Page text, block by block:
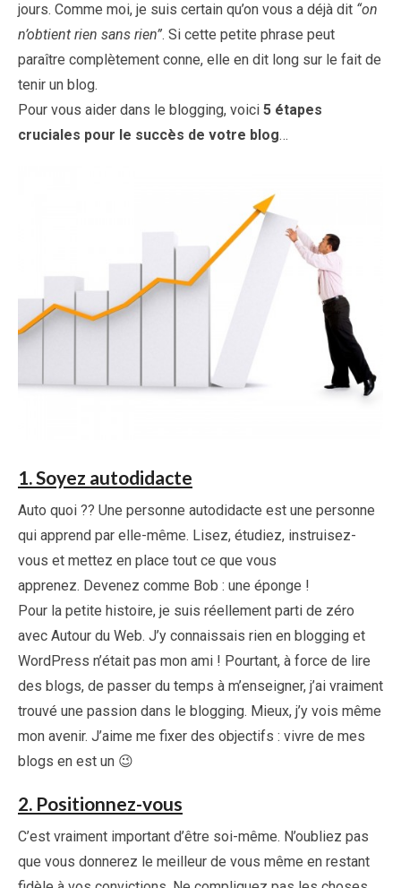
jours. Comme moi, je suis certain qu’on vous a déjà dit “on
n’obtient rien sans rien”. Si cette petite phrase peut
paraître complètement conne, elle en dit long sur le fait de
tenir un blog.
Pour vous aider dans le blogging, voici 5 étapes
cruciales pour le succès de votre blog…
1. Soyez autodidacte
Auto quoi ?? Une personne autodidacte est une personne
qui apprend par elle-même. Lisez, étudiez, instruisez-
vous et mettez en place tout ce que vous
apprenez. Devenez comme Bob : une éponge !
Pour la petite histoire, je suis réellement parti de zéro
avec Autour du Web. J’y connaissais rien en blogging et
WordPress n’était pas mon ami ! Pourtant, à force de lire
des blogs, de passer du temps à m’enseigner, j’ai vraiment
trouvé une passion dans le blogging. Mieux, j’y vois même
mon avenir. J’aime me fixer des objectifs : vivre de mes
blogs en est un 😉
2. Positionnez-vous
C’est vraiment important d’être soi-même. N’oubliez pas
que vous donnerez le meilleur de vous même en restant